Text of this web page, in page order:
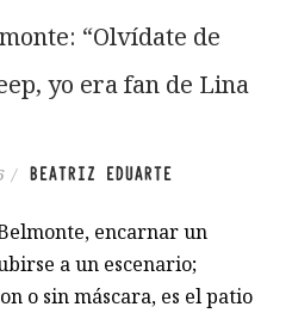
“Olvídate de
yo era fan de Lina
/ BEATRIZ EDUARTE
encarnar un
a un escenario;
o sin máscara, es el patio